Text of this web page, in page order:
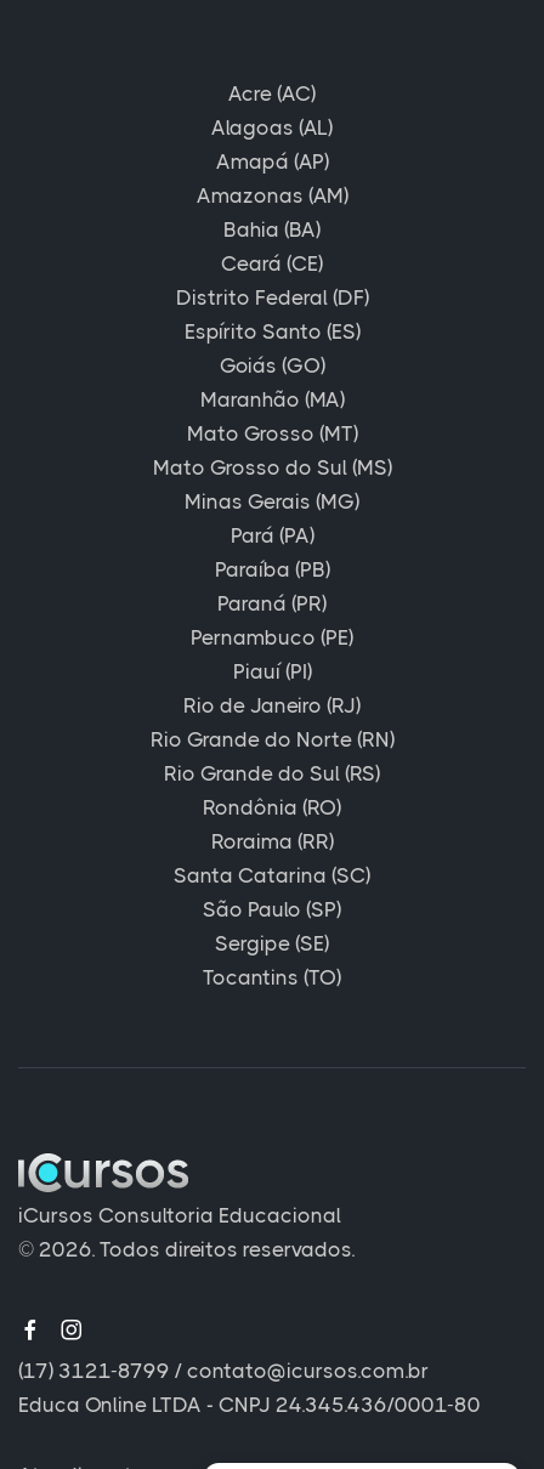
Acre (AC)
Alagoas (AL)
Amapá (AP)
Amazonas (AM)
Bahia (BA)
Ceará (CE)
Distrito Federal (DF)
Espírito Santo (ES)
Goiás (GO)
Maranhão (MA)
Mato Grosso (MT)
Mato Grosso do Sul (MS)
Minas Gerais (MG)
Pará (PA)
Paraíba (PB)
Paraná (PR)
Pernambuco (PE)
Piauí (PI)
Rio de Janeiro (RJ)
Rio Grande do Norte (RN)
Rio Grande do Sul (RS)
Rondônia (RO)
Roraima (RR)
Santa Catarina (SC)
São Paulo (SP)
Sergipe (SE)
Tocantins (TO)
iCursos Consultoria Educacional
© 2026. Todos direitos reservados.
(17) 3121-8799 / contato@icursos.com.br
Educa Online LTDA - CNPJ 24.345.436/0001-80